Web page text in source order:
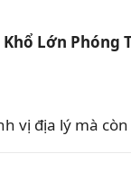
Lớn Phóng
vị địa lý mà